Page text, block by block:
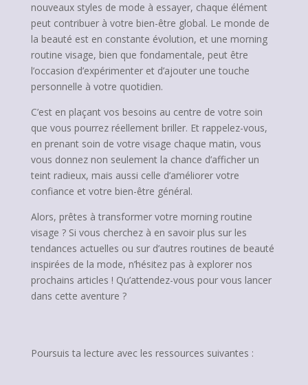
nouveaux styles de mode à essayer, chaque élément
peut contribuer à votre bien-être global. Le monde de
la beauté est en constante évolution, et une morning
routine visage, bien que fondamentale, peut être
l’occasion d’expérimenter et d’ajouter une touche
personnelle à votre quotidien.
C’est en plaçant vos besoins au centre de votre soin
que vous pourrez réellement briller. Et rappelez-vous,
en prenant soin de votre visage chaque matin, vous
vous donnez non seulement la chance d’afficher un
teint radieux, mais aussi celle d’améliorer votre
confiance et votre bien-être général.
Alors, prêtes à transformer votre morning routine
visage ? Si vous cherchez à en savoir plus sur les
tendances actuelles ou sur d’autres routines de beauté
inspirées de la mode, n’hésitez pas à explorer nos
prochains articles ! Qu’attendez-vous pour vous lancer
dans cette aventure ?
Poursuis ta lecture avec les ressources suivantes :